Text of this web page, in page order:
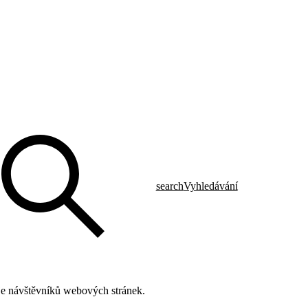
searchVyhledávání
návštěvníků webových stránek.